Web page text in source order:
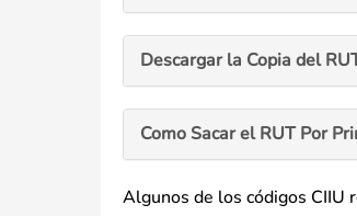
Descargar la Copia del
Como Sacar el RUT Por
Algunos de los códigos CIIU